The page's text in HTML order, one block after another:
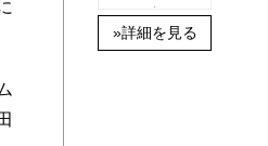
»詳細を見る